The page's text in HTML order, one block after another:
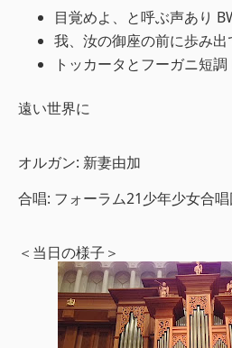
目覚めよ、と呼ぶ声あり
我、汝の御座の前に歩み出
トッカータとフーガニ短
遠い世界に
オルガン: 新妻由加
合唱: フォーラム21少年少女合唱
＜当日の様子＞